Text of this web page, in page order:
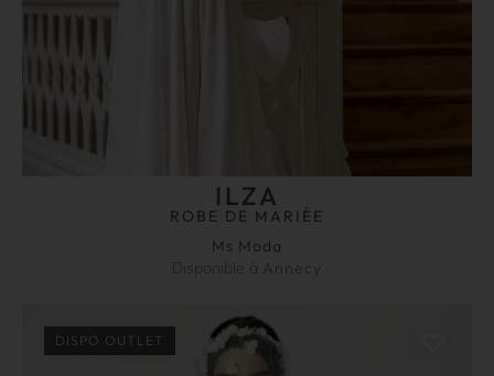
ILZA
ROBE DE MARIÉE
Ms Moda
Disponible à Annecy
DISPO OUTLET